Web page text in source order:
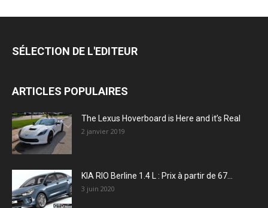
SÉLECTION DE L'EDITEUR
ARTICLES POPULAIRES
The Lexus Hoverboard is Here and it’s Real
2 janvier 2019
KIA RIO Berline 1.4 L : Prix à partir de 67...
3 juin 2020